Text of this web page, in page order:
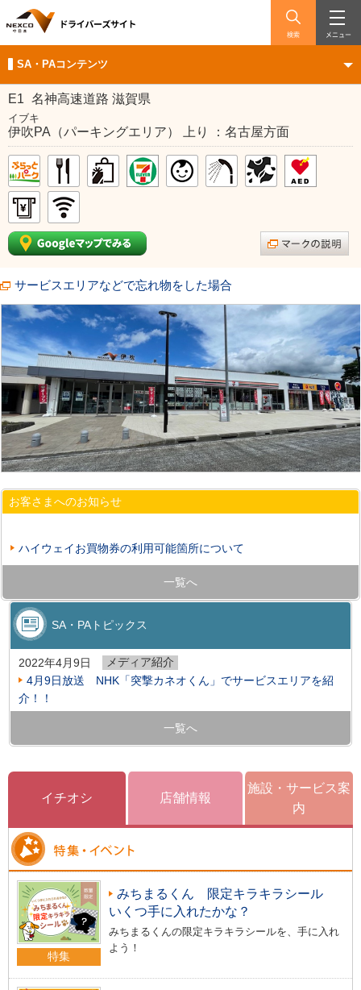
検索 メニュー
SA・PAコンテンツ
E1 名神高速道路 滋賀県
イブキ
伊吹PA（パーキングエリア） 上り ：名古屋方面
サービスエリアなどで忘れ物をした場合
お客さまへのお知らせ
ハイウェイお買物券の利用可能箇所について
一覧へ
SA・PAトピックス
2022年4月9日
メディア紹介
4月9日放送 NHK「突撃カネオくん」でサービスエリアを紹
介！！
一覧へ
イチオシ 店舗情報
施設・サービス案
内
特集
みちまるくん 限定キラキラシール
いくつ手に入れたかな？
みちまるくんの限定キラキラシールを、手に入れ
よう！